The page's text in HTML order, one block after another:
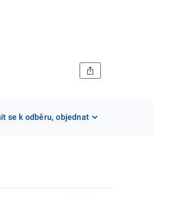
se k odběru, objednat